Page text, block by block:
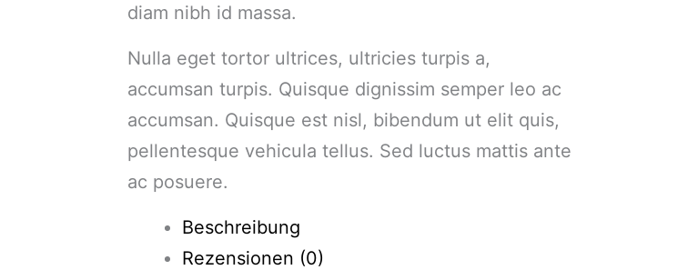
diam nibh id massa.
Nulla eget tortor ultrices, ultricies turpis a,
accumsan turpis. Quisque dignissim semper leo ac
accumsan. Quisque est nisl, bibendum ut elit quis,
pellentesque vehicula tellus. Sed luctus mattis ante
ac posuere.
Beschreibung
Rezensionen (0)